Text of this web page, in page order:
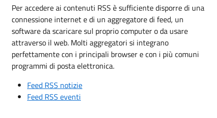
Per accedere ai contenuti RSS è sufficiente disporre di una
connessione internet e di un aggregatore di feed, un
software da scaricare sul proprio computer o da usare
attraverso il web. Molti aggregatori si integrano
perfettamente con i principali browser e con i più comuni
programmi di posta elettronica.
Feed RSS notizie
Feed RSS eventi